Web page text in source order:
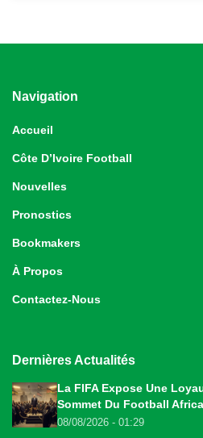
Navigation
Accueil
Côte D’Ivoire Football
Nouvelles
Pronostics
Bookmakers
À Propos
Contactez-Nous
Dernières Actualités
La FIFA Expose Une
Sommet Du Football
08/08/2026 - 01:29